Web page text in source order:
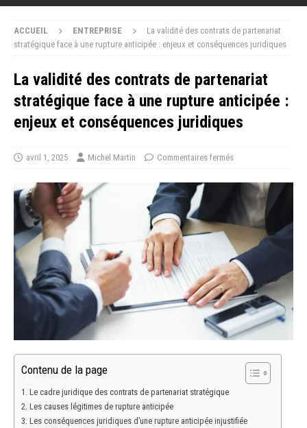
ACCUEIL ENTREPRISE
La validité des contrats de partenariat
stratégique face à une rupture anticipée : enjeux et conséquences juridiques
La validité des contrats de partenariat
stratégique face à une rupture anticipée :
enjeux et conséquences juridiques
avril 1, 2025 Michel Martin Commentaires fermés
Contenu de la page
Le cadre juridique des contrats de partenariat stratégique
Les causes légitimes de rupture anticipée
Les conséquences juridiques d’une rupture anticipée injustifiée